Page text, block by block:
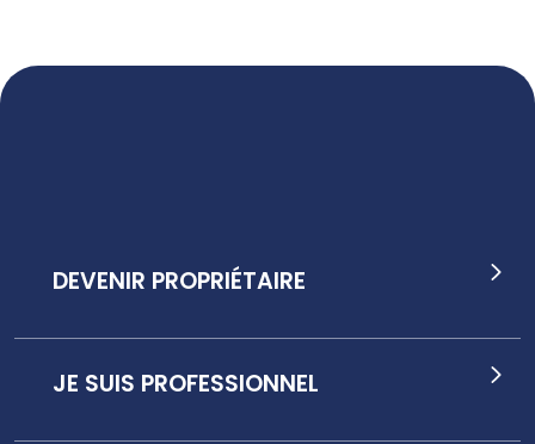
DEVENIR PROPRIÉTAIRE
JE SUIS PROFESSIONNEL